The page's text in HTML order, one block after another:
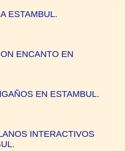
ESTAMBUL.
ENCANTO EN
EN ESTAMBUL.
INTERACTIVOS